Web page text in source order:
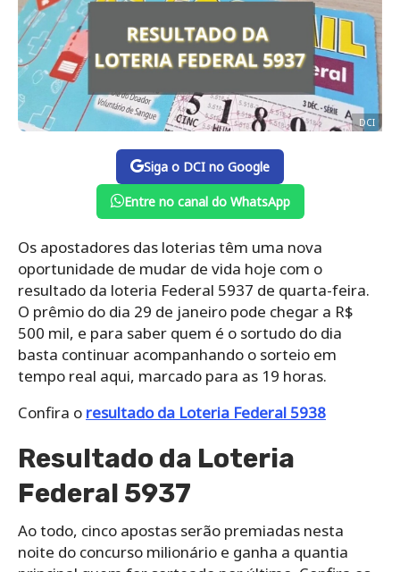
DCI
Siga o DCI no Google
Entre no canal do WhatsApp
Os apostadores das loterias têm uma nova
oportunidade de mudar de vida hoje com o
resultado da loteria Federal 5937 de quarta-feira.
O prêmio do dia 29 de janeiro pode chegar a R$
500 mil, e para saber quem é o sortudo do dia
basta continuar acompanhando o sorteio em
tempo real aqui, marcado para as 19 horas.
Confira o resultado da Loteria Federal 5938
Resultado da Loteria
Federal 5937
Ao todo, cinco apostas serão premiadas nesta
noite do concurso milionário e ganha a quantia